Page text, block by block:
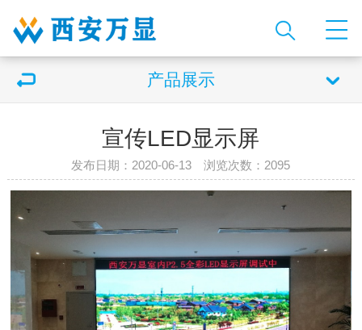
产品展示
宣传LED显示屏
发布日期：2020-06-13 浏览次数： 2095